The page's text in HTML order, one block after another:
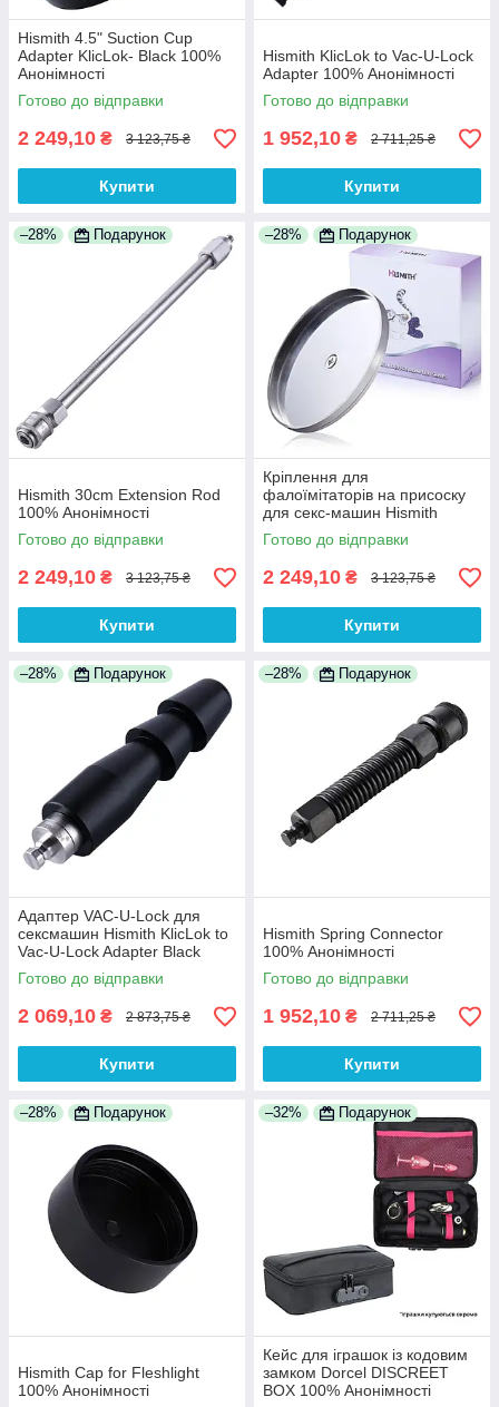
Hismith 4.5" Suction Cup
Adapter KlicLok- Black 100%
Анонімності
Готово до відправки
2 249,10 ₴ 3 123,75 ₴
Купити
Hismith KlicLok to Vac-U-Lock
Adapter 100% Анонімності
Готово до відправки
1 952,10 ₴ 2 711,25 ₴
Купити
–28% Подарунок
Hismith 30cm Extension Rod
100% Анонімності
Готово до відправки
2 249,10 ₴ 3 123,75 ₴
Купити
–28% Подарунок
Кріплення для
фалоїмітаторів на присоску
для секс-машин Hismith
Suction Cup Adapter 4.5 ⁇
KlicLok 100% Анонімності
Готово до відправки
2 249,10 ₴ 3 123,75 ₴
Купити
–28% Подарунок
Адаптер VAC-U-Lock для
сексмашин Hismith KlicLok to
Vac-U-Lock Adapter Black
100% Анонімності
Готово до відправки
2 069,10 ₴ 2 873,75 ₴
Купити
–28% Подарунок
Hismith Spring Connector
100% Анонімності
Готово до відправки
1 952,10 ₴ 2 711,25 ₴
Купити
–28% Подарунок
Hismith Cap for Fleshlight
100% Анонімності
–32% Подарунок
Кейс для іграшок із кодовим
замком Dorcel DISCREET
BOX 100% Анонімності